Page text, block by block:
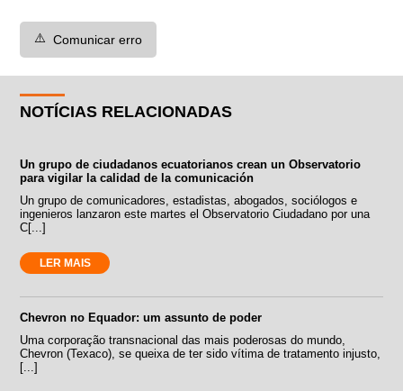
⚠️ Comunicar erro
NOTÍCIAS RELACIONADAS
Un grupo de ciudadanos ecuatorianos crean un Observatorio
para vigilar la calidad de la comunicación
Un grupo de comunicadores, estadistas, abogados, sociólogos e
ingenieros lanzaron este martes el Observatorio Ciudadano por una
C[...]
LER MAIS
Chevron no Equador: um assunto de poder
Uma corporação transnacional das mais poderosas do mundo,
Chevron (Texaco), se queixa de ter sido vítima de tratamento injusto,
[...]